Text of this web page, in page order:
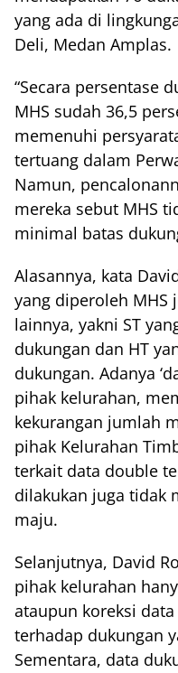
yang ada di
Deli, Medan Amplas.
“Secara persentase
MHS sudah 36,5
memenuhi
tertuang dalam
Namun,
mereka sebut MHS
minimal batas
Alasannya, kata
yang diperoleh MHS
lainnya, yakni ST
dukungan dan HT
dukungan. Adanya
pihak kelurahan,
kekurangan jumlah
pihak Kelurahan
terkait data double
dilakukan juga tidak
maju.
Selanjutnya, David
pihak kelurahan
ataupun koreksi
terhadap dukungan
Sementara, data